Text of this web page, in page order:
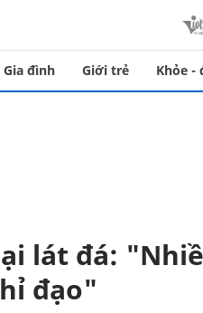
Gia đình Giới trẻ Khỏe -
lát đá:
đạo"